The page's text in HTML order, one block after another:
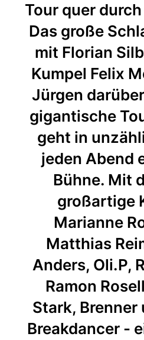
Tour quer
Das große
mit Florian
Kumpel Felix
Jürgen
gigantische
geht in
jeden Abend
Bühne. Mit
großartige
Marianne
Matthias
Anders, Oli.P,
Ramon
Stark, Brenner
Breakdancer -